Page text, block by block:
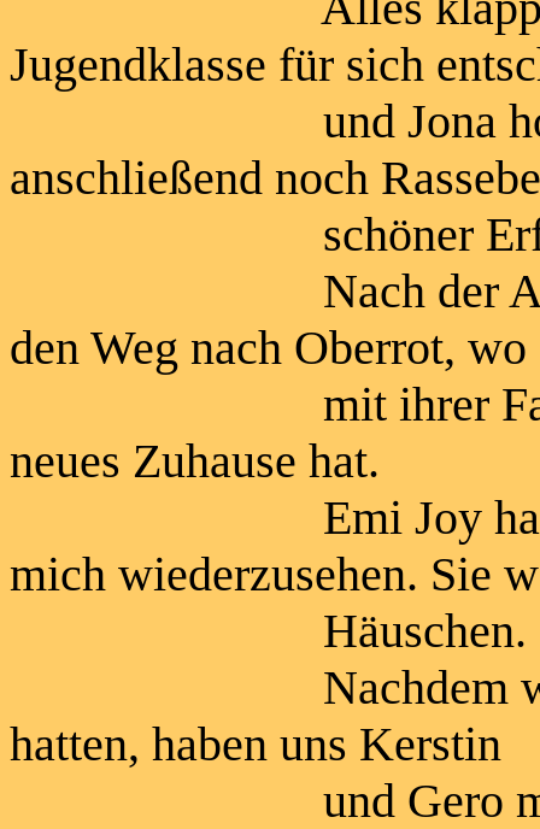
Jugendklasse für sich
und Jona holte
anschließend noch
schöner
Nach der
den Weg nach Oberrot,
mit ihrer Familie
neues Zuhause hat.
Emi Joy hat sich
mich wiederzusehen. Sie
Häuschen.
Nachdem wir die
hatten, haben uns Kerstin
und Gero mit